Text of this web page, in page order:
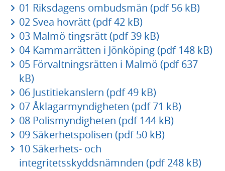
01 Riksdagens ombudsmän (pdf 56 kB)
02 Svea hovrätt (pdf 42 kB)
03 Malmö tingsrätt (pdf 39 kB)
04 Kammarrätten i Jönköping (pdf 148 kB)
05 Förvaltningsrätten i Malmö (pdf 637
kB)
06 Justitiekanslern (pdf 49 kB)
07 Åklagarmyndigheten (pdf 71 kB)
08 Polismyndigheten (pdf 144 kB)
09 Säkerhetspolisen (pdf 50 kB)
10 Säkerhets- och
integritetsskyddsnämnden (pdf 248 kB)